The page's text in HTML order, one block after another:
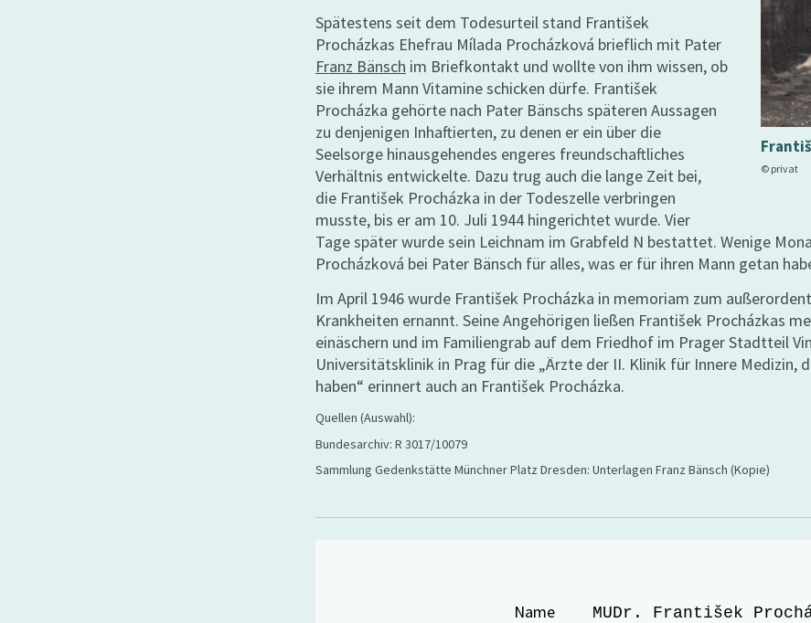
© privat
Spätestens seit dem Todesurteil stand František
Procházkas Ehefrau Mílada Procházková brieflich mit Pater
Franz Bänsch im Briefkontakt und wollte von ihm wissen, ob
sie ihrem Mann Vitamine schicken dürfe. František
Procházka gehörte nach Pater Bänschs späteren Aussagen
zu denjenigen Inhaftierten, zu denen er ein über die
Seelsorge hinausgehendes engeres freundschaftliches
Verhältnis entwickelte. Dazu trug auch die lange Zeit bei,
die František Procházka in der Todeszelle verbringen
musste, bis er am 10. Juli 1944 hingerichtet wurde. Vier
Tage später wurde sein Leichnam im Grabfeld N bestattet. Wenige
Procházková bei Pater Bänsch für alles, was er für ihren Mann getan
Im April 1946 wurde František Procházka in memoriam zum
Krankheiten ernannt. Seine Angehörigen ließen František Procházkas
einäschern und im Familiengrab auf dem Friedhof im Prager Stadtteil
Universitätsklinik in Prag für die „Ärzte der II. Klinik für Innere Medizin,
haben“ erinnert auch an František Procházka.
Quellen (Auswahl):
Bundesarchiv: R 3017/10079
Sammlung Gedenkstätte Münchner Platz Dresden: Unterlagen Franz Bänsch (Kopie)
Name MUDr. František